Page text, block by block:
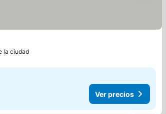
la ciudad
Ver precios